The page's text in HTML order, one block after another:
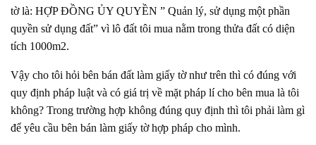
tờ là: HỢP ĐỒNG ỦY QUYỀN ” Quản lý, sử dụng một phần
quyền sử dụng đất” vì lô đất tôi mua nằm trong thửa đất có diện
tích 1000m2.
Vậy cho tôi hỏi bên bán đất làm giấy tờ như trên thì có đúng với
quy định pháp luật và có giá trị về mặt pháp lí cho bên mua là tôi
không? Trong trường hợp không đúng quy định thì tôi phải làm gì
để yêu cầu bên bán làm giấy tờ hợp pháp cho mình.